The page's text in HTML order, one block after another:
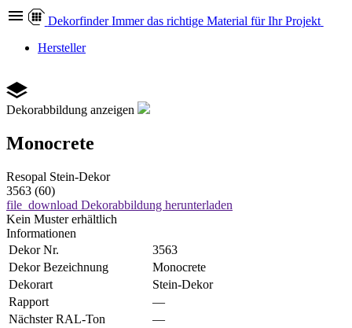
Dekorfinder Immer das richtige Material für Ihr Projekt
Hersteller
Dekorabbildung anzeigen
Monocrete
Resopal Stein-Dekor
3563 (60)
file_download Dekorabbildung herunterladen
Kein Muster erhältlich
Informationen
Dekor Nr.
3563
Dekor Bezeichnung
Monocrete
Dekorart
Stein-Dekor
Rapport
—
Nächster RAL-Ton
—